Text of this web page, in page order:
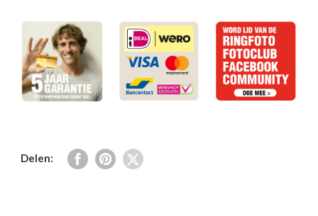
Delen: